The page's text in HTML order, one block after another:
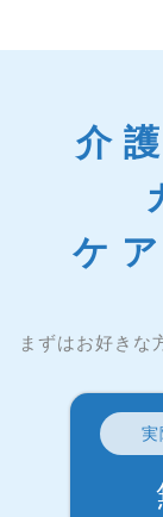
介
ケ
まずはお好きな
実